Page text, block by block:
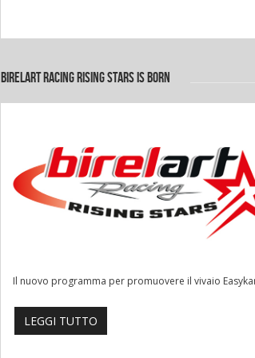
BIRELART RACING RISING STARS IS BORN
Il nuovo programma per promuovere il vivaio
LEGGI TUTTO